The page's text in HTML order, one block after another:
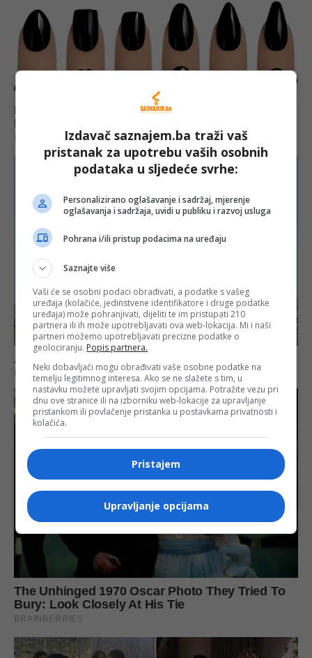
Izdavač saznajem.ba traži vaš
pristanak za upotrebu vaših osobnih
podataka u sljedeće svrhe:
Personalizirano oglašavanje i sadržaj, mjerenje
oglašavanja i sadržaja, uvidi u publiku i razvoj usluga
Pohrana i/ili pristup podacima na uređaju
Saznajte više
Vaši će se osobni podaci obrađivati, a podatke s vašeg
uređaja (kolačiće, jedinstvene identifikatore i druge podatke
uređaja) može pohranjivati, dijeliti te im pristupati 210
partnera ili ih može upotrebljavati ova web-lokacija. Mi i naši
partneri možemo upotrebljavati precizne podatke o
geolociranju. Popis partnera.
Neki dobavljači mogu obrađivati vaše osobne podatke na
temelju legitimnog interesa. Ako se ne slažete s tim, u
nastavku možete upravljati svojim opcijama. Potražite vezu pri
dnu ove stranice ili na izborniku web-lokacije za upravljanje
pristankom ili povlačenje pristanka u postavkama privatnosti i
kolačića.
Pristajem
Upravljanje opcijama